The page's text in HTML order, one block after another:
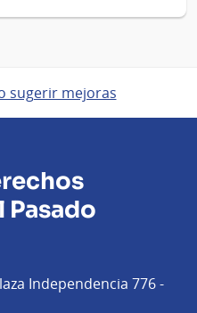
sugerir mejoras
Pasado
Independencia 776 -